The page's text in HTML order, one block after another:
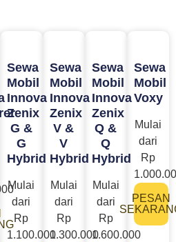
Sewa
Mobil
Innova
Zenix
G &
G
Hybrid
Mulai
dari
Rp
1.100.000
Sewa
Mobil
Innova
Zenix
V &
V
Hybrid
Mulai
dari
Rp
1.300.000
Sewa
Mobil
Innova
Zenix
Q &
Q
Hybrid
Mulai
dari
Rp
1.600.000
Sewa
Mobil
Voxy
Mulai
dari
Rp
PESAN